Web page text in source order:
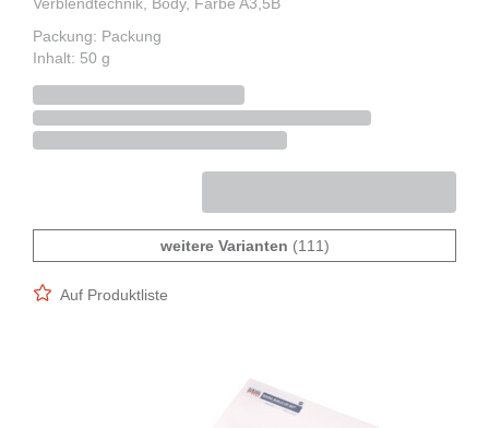
Verblendtechnik, Body, Farbe A3,5B
Packung: Packung
Inhalt: 50 g
weitere Varianten (111)
Auf Produktliste